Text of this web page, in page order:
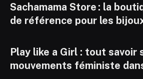
Sachamama Store : la
de référence pour les
Play like a Girl : tout savoir
mouvements féministe